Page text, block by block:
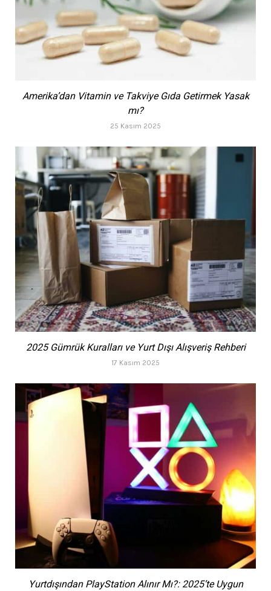
Amerika’dan Vitamin ve Takviye Gıda Getirmek Yasak
mı?
25 Kasım 2025
2025 Gümrük Kuralları ve Yurt Dışı Alışveriş Rehberi
17 Kasım 2025
Yurtdışından PlayStation Alınır Mı?: 2025’te Uygun